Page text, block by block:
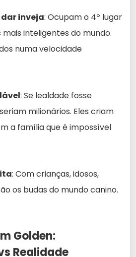
inveja: Ocupam o 4º lugar
inteligentes do mundo.
numa velocidade
: Se lealdade fosse
milionários. Eles criam
a família que é impossível
: Com crianças, idosos,
os budas do mundo canino.
Golden:
Realidade